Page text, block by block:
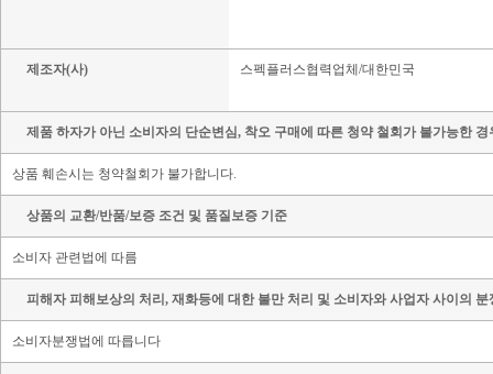
제조자(사) 스펙플러스협력업체/대한민국
제품 하자가 아닌 소비자의 단순변심, 착오 구매에 따른 청약 철회가 불가능한
상품 훼손시는 청약철회가 불가합니다.
상품의 교환/반품/보증 조건 및 품질보증 기준
소비자 관련법에 따름
피해자 피해보상의 처리, 재화등에 대한 불만 처리 및 소비자와 사업자 사이의
소비자분쟁법에 따릅니다